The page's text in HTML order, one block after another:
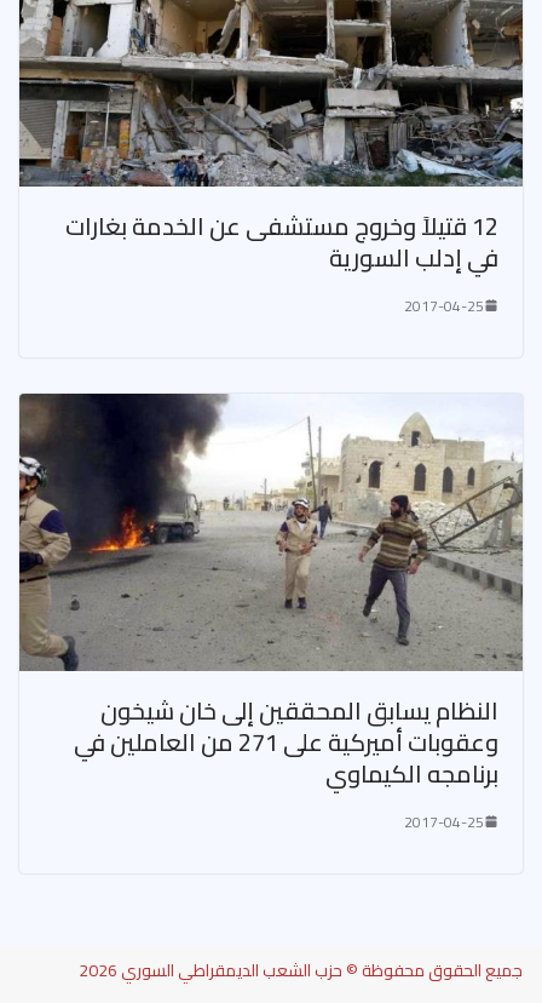
12 قتيلاً وخروج مستشفى عن الخدمة بغارات
في إدلب السورية
2017-04-25
النظام يسابق المحققين إلى خان شيخون
وعقوبات أميركية على 271 من العاملين في
برنامجه الكيماوي
2017-04-25
جميع الحقوق محفوظة © حزب الشعب الديمقراطي السوري 2026